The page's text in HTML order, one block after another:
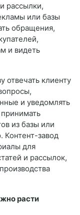
рассылки,
или базы
обращения,
и видеть
отвечать клиенту
и уведомлять
из базы или
Контент-завод
для
и рассылок,
расти